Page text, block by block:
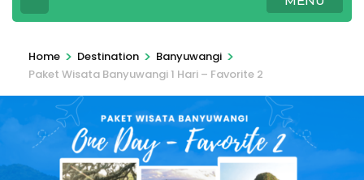
Home > Destination > Banyuwangi >
Paket Wisata Banyuwangi 1 Hari – Favorite 2